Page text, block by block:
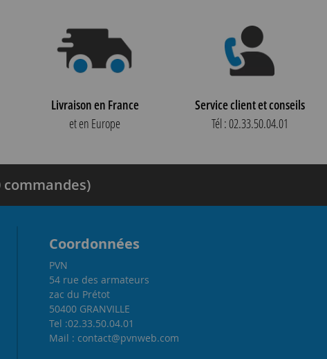
Livraison en France
et en Europe
Service client et conseils
Tél : 02.33.50.04.01
commandes)
Coordonnées
PVN
54 rue des armateurs
zac du Prétot
50400 GRANVILLE
Tel :02.33.50.04.01
Mail : contact@pvnweb.com